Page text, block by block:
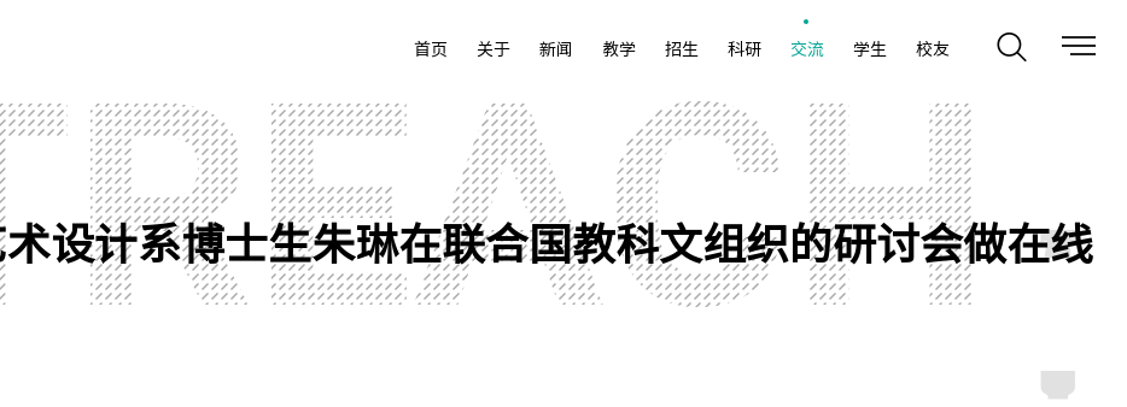
首页 关于 新闻 教学 招生 科研 交流 学生 校友
设计系博士生朱琳在联合国教科文组织的研讨会做在线